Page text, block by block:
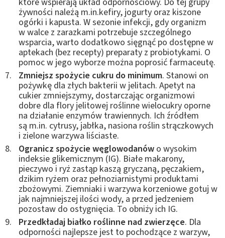
żywności należą m.in.kefiry, jogurty oraz kiszone
ogórki i kapusta. W sezonie infekcji, gdy organizm
w walce z zarazkami potrzebuje szczególnego
wsparcia, warto dodatkowo sięgnąć po dostępne w
aptekach (bez recepty) preparaty z probiotykami. O
pomoc w jego wyborze można poprosić farmaceutę.
Zmniejsz spożycie cukru do minimum. Stanowi on
pożywkę dla złych bakterii w jelitach. Apetyt na
cukier zmniejszymy, dostarczając organizmowi
dobre dla flory jelitowej roślinne wielocukry oporne
na działanie enzymów trawiennych. Ich źródłem
są m.in. cytrusy, jabłka, nasiona roślin strączkowych
i zielone warzywa liściaste.
Ogranicz spożycie węglowodanów o wysokim
indeksie glikemicznym (IG). Białe makarony,
pieczywo i ryż zastąp kaszą gryczaną, pęczakiem,
dzikim ryżem oraz pełnoziarnistymi produktami
zbożowymi. Ziemniaki i warzywa korzeniowe gotuj w
jak najmniejszej ilości wody, a przed jedzeniem
pozostaw do ostygnięcia. To obniży ich IG.
Przedkładaj białko roślinne nad zwierzęce. Dla
odporności najlepsze jest to pochodzące z warzyw,